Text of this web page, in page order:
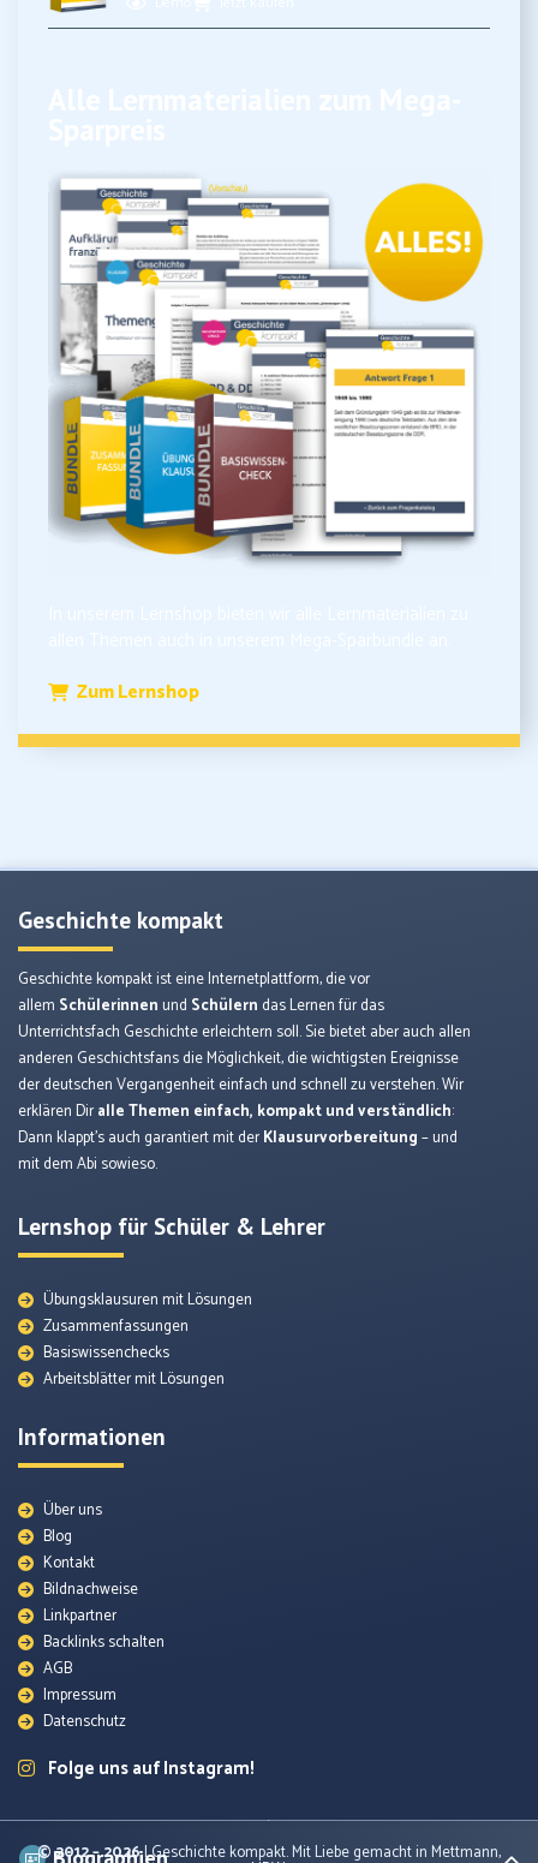
Zum Lernshop
Quellenmaterial
Themenunterseiten
Arbeitsblätter
Geschichte kompakt
Geschichte kompakt ist eine Internetplattform, die vor
allem Schülerinnen und Schülern das Lernen für das
Unterrichtsfach Geschichte erleichtern soll. Sie bietet aber auch allen
anderen Geschichtsfans die Möglichkeit, die wichtigsten Ereignisse
der deutschen Vergangenheit einfach und schnell zu verstehen. Wir
erklären Diralle Themen einfach, kompakt und verständlich:
Dann klappt’s auch garantiert mit derKlausurvorbereitung– und
mit dem Abi sowieso.
Lernshop für Schüler & Lehrer
Übungsklausuren mit Lösungen
Zusammenfassungen
Basiswissenchecks
Arbeitsblätter mit Lösungen
Informationen
Über uns
Blog
Kontakt
Bildnachweise
Linkpartner
Backlinks schalten
AGB
Impressum
Datenschutz
Folge uns auf Instagram!
© 2012 – 2026| Geschichte kompakt. Mit Liebe gemacht in Mettmann,